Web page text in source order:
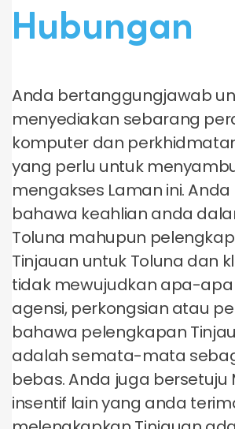
Hubungan
Anda bertanggungjawab
menyediakan sebarang
komputer dan
yang perlu untuk
mengakses Laman ini.
bahawa keahlian anda
Toluna mahupun
Tinjauan untuk Toluna dan
tidak mewujudkan apa-
agensi, perkongsian atau
bahawa pelengkapan
adalah semata-mata
bebas. Anda juga bersetuju
insentif lain yang anda